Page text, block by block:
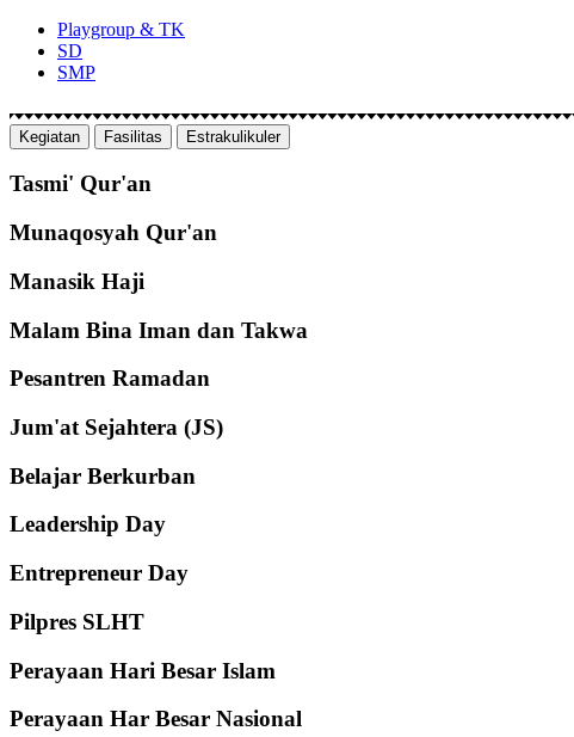
Playgroup & TK
SD
SMP
Kegiatan Fasilitas Estrakulikuler
Tasmi' Qur'an
Munaqosyah Qur'an
Manasik Haji
Malam Bina Iman dan Takwa
Pesantren Ramadan
Jum'at Sejahtera (JS)
Belajar Berkurban
Leadership Day
Entrepreneur Day
Pilpres SLHT
Perayaan Hari Besar Islam
Perayaan Har Besar Nasional